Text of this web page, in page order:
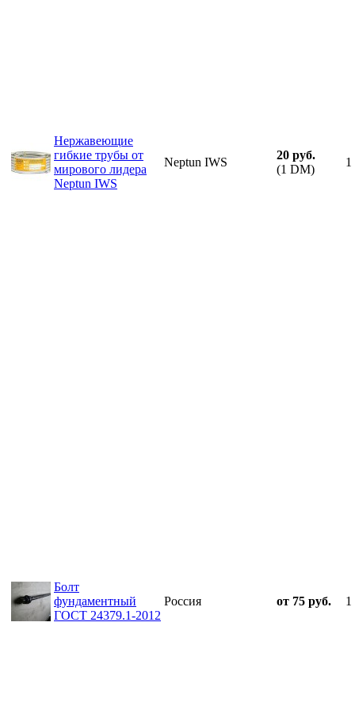
Нержавеющие
гибкие трубы от
мирового лидера
Neptun IWS
Neptun IWS
20 руб.
(1 DM)
1
Болт
фундаментный
ГОСТ 24379.1-2012
Россия от 75 руб. 1